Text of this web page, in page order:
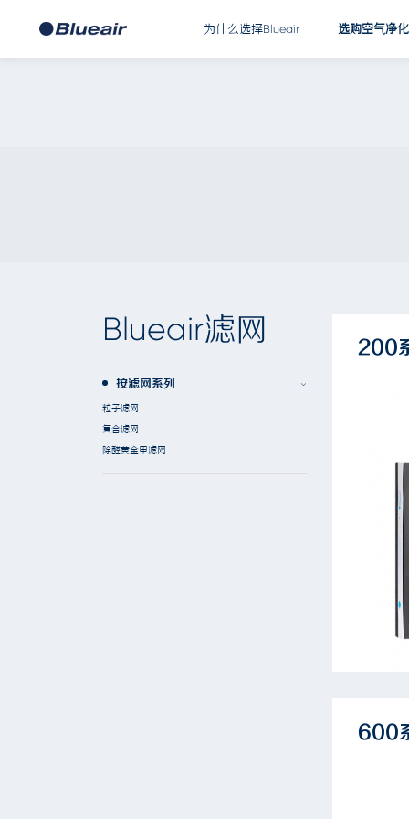
为什么选择Blueair 选购空气净
Blueair滤网
按滤网系列
粒子滤网
复合滤网
除醛黄金甲滤网
200
600